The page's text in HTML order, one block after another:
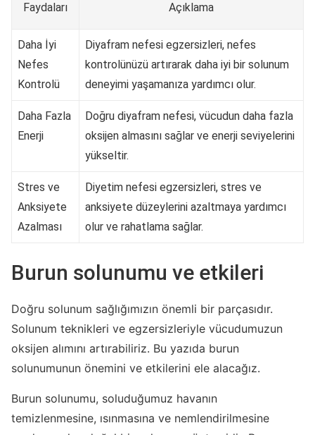
Faydaları Açıklama
Daha İyi
Nefes
Kontrolü
Diyafram nefesi egzersizleri, nefes
kontrolünüzü artırarak daha iyi bir solunum
deneyimi yaşamanıza yardımcı olur.
Daha Fazla
Enerji
Doğru diyafram nefesi, vücudun daha fazla
oksijen almasını sağlar ve enerji seviyelerini
yükseltir.
Stres ve
Anksiyete
Azalması
Diyetim nefesi egzersizleri, stres ve
anksiyete düzeylerini azaltmaya yardımcı
olur ve rahatlama sağlar.
Burun solunumu ve etkileri
Doğru solunum sağlığımızın önemli bir parçasıdır.
Solunum teknikleri ve egzersizleriyle vücudumuzun
oksijen alımını artırabiliriz. Bu yazıda burun
solunumunun önemini ve etkilerini ele alacağız.
Burun solunumu, soluduğumuz havanın
temizlenmesine, ısınmasına ve nemlendirilmesine